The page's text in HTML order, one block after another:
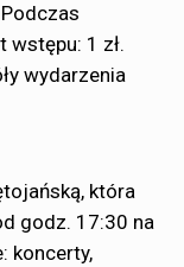
wstępu: 1 zł.
wydarzenia
która
godz. 17:30 na
koncerty,